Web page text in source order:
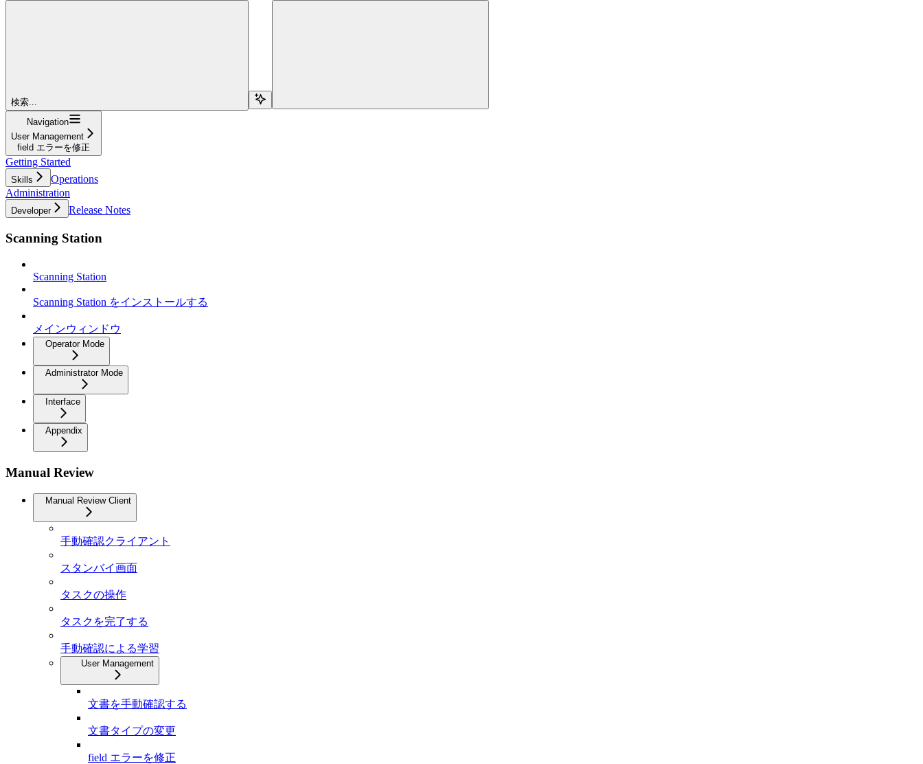
検索...
Navigation
User Management
field エラーを修正
Getting Started
Skills
Operations
Administration
Developer Release Notes
Scanning Station
Scanning Station
Scanning Station をインストールする
メインウィンドウ
Operator Mode
Administrator Mode
Interface
Appendix
Manual Review
Manual Review Client
手動確認クライアント
スタンバイ画面
タスクの操作
タスクを完了する
手動確認による学習
User Management
文書を手動確認する
文書タイプの変更
field エラーを修正